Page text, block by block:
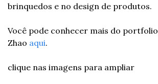
brinquedos e no design de produtos.
Você pode conhecer mais do
Zhao aqui.
clique nas imagens para ampliar